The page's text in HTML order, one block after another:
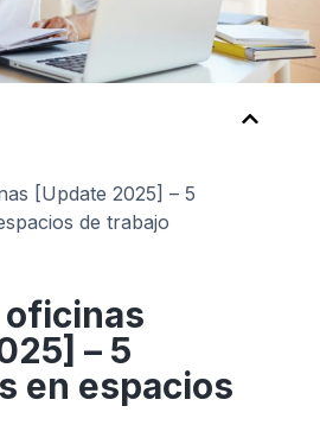
[Update 2025] – 5
de trabajo
oficinas
– 5
en espacios